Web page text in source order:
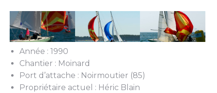
Année : 1990
Chantier : Moinard
Port d’attache : Noirmoutier (85)
Propriétaire actuel : Héric Blain